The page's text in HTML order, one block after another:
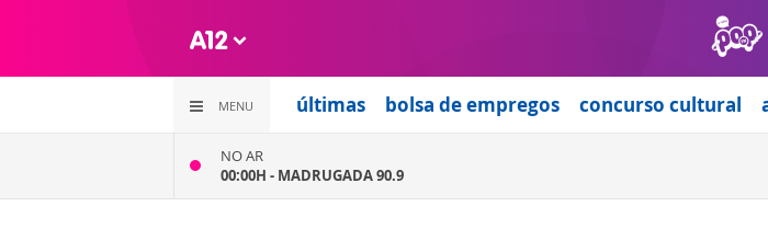
MENU últimas bolsa de empregos concurso cultural
NO AR
00:00H - MADRUGADA 90.9